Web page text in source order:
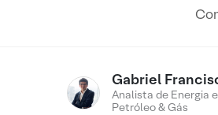
Gabriel
Analista de Energia e
Petróleo & Gás